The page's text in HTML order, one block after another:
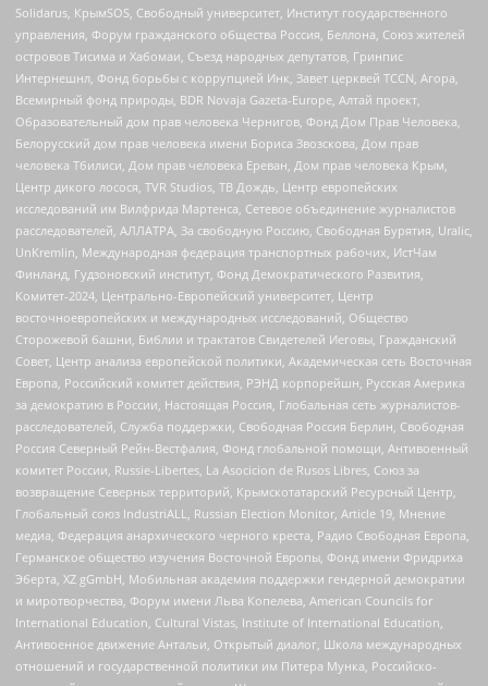
Solidarus, КрымSOS, Свободный университет, Институт государственного
управления, Форум гражданского общества Россия, Беллона, Союз жителей
островов Тисима и Хабомаи, Съезд народных депутатов, Гринпис
Интернешнл, Фонд борьбы с коррупцией Инк, Завет церквей TCCN, Агора,
Всемирный фонд природы, BDR Novaja Gazeta-Europe, Алтай проект,
Образовательный дом прав человека Чернигов, Фонд Дом Прав Человека,
Белорусский дом прав человека имени Бориса Звозскова, Дом прав
человека Тбилиси, Дом прав человека Ереван, Дом прав человека Крым,
Центр дикого лосося, TVR Studios, ТВ Дождь, Центр европейских
исследований им Вилфрида Мартенса, Сетевое объединение журналистов
расследователей, АЛЛАТРА, За свободную Россию, Свободная Бурятия, Uralic,
UnKremlin, Международная федерация транспортных рабочих, ИстЧам
Финланд, Гудзоновский институт, Фонд Демократического Развития,
Комитет-2024, Центрально-Европейский университет, Центр
восточноевропейских и международных исследований, Общество
Сторожевой башни, Библии и трактатов Свидетелей Иеговы, Гражданский
Совет, Центр анализа европейской политики, Академическая сеть Восточная
Европа, Российский комитет действия, РЭНД корпорейшн, Русская Америка
за демократию в России, Настоящая Россия, Глобальная сеть журналистов-
расследователей, Служба поддержки, Свободная Россия Берлин, Свободная
Россия Северный Рейн-Вестфалия, Фонд глобальной помощи, Антивоенный
комитет России, Russie-Libertes, La Asocicion de Rusos Libres, Союз за
возвращение Северных территорий, Крымскотатарский Ресурсный Центр,
Глобальный союз IndustriALL, Russian Election Monitor, Article 19, Мнение
медиа, Федерация анархического черного креста, Радио Свободная Европа,
Германское общество изучения Восточной Европы, Фонд имени Фридриха
Эберта, XZ gGmbH, Мобильная академия поддержки гендерной демократии
и миротворчества, Форум имени Льва Копелева, American Councils for
International Education, Cultural Vistas, Institute of International Education,
Антивоенное движение Антальи, Открытый диалог, Школа международных
отношений и государственной политики им Питера Мунка, Российско-